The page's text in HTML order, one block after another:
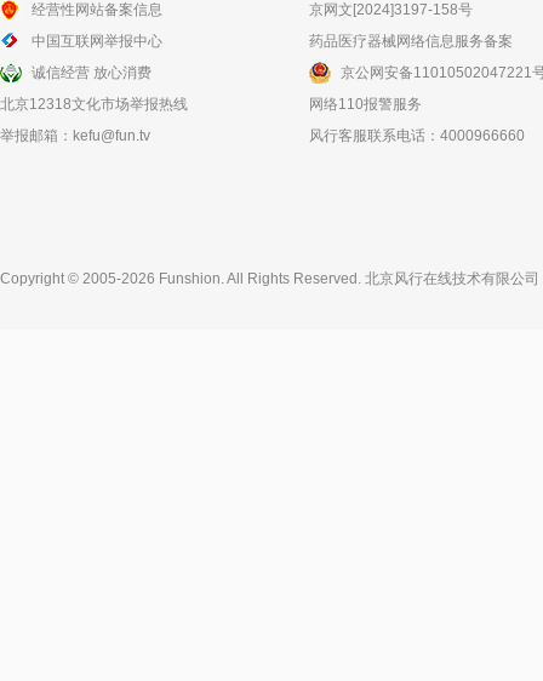
经营性网站备案信息
中国互联网举报中心
诚信经营 放心消费
北京12318文化市场举报热线
举报邮箱： kefu@fun.tv
京网文[2024]3197-158号
药品医疗器械网络信息服务备案
京公网安备11010502047221
网络110报警服务
风行客服联系电话：4000966660
Copyright © 2005-2026 Funshion. All Rights Reserved. 北京风行在线技术有限公司